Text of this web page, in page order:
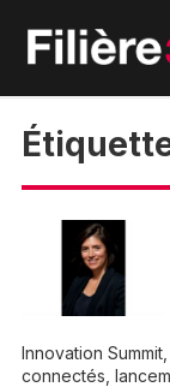
Innovation
connectés,